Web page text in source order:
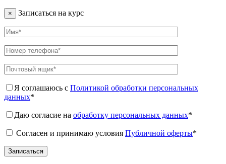
× Записаться на курс
Я соглашаюсь с Политикой обработки персональных
данных*
Даю согласие на обработку персональных данных*
Согласен и принимаю условия Публичной оферты*